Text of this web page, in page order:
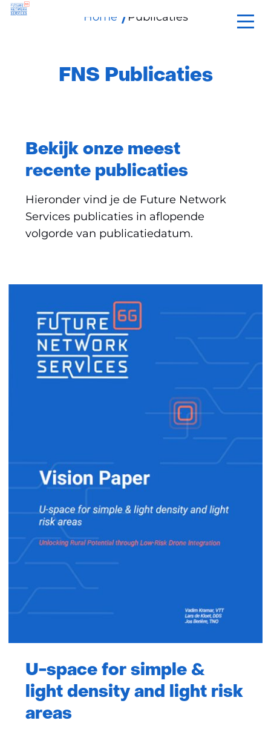
Ga
inhoud
Home
Publicaties
FNS Publicaties
Bekijk onze meest
recente publicaties
Hieronder vind je de Future Network
Services publicaties in aflopende
volgorde van publicatiedatum.
U-space for simple &
light density and light risk
areas